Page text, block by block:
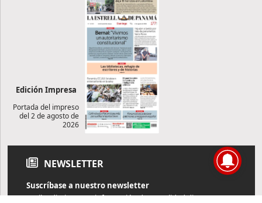
Edición Impresa
Portada del impreso
del 2 de agosto de
2026
NEWSLETTER
Suscríbase a nuestro newsletter
Reciba diariamente información de actualidad directamente en